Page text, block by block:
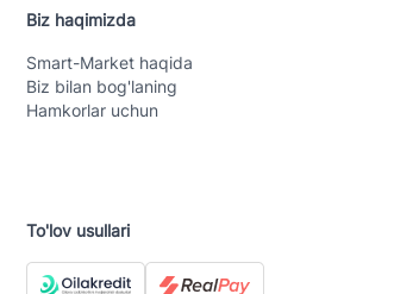
Biz haqimizda
Smart-Mаrket haqida
Biz bilan bog'laning
Hamkorlar uchun
To'lov usullari